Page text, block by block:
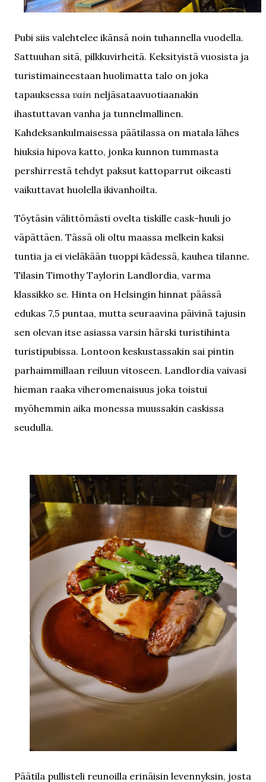
Pubi siis valehtelee ikänsä noin tuhannella vuodella.
Sattuuhan sitä, pilkkuvirheitä. Keksityistä vuosista ja
turistimaineestaan huolimatta talo on joka
tapauksessa vain neljäsataavuotiaanakin
ihastuttavan vanha ja tunnelmallinen.
Kahdeksankulmaisessa päätilassa on matala lähes
hiuksia hipova katto, jonka kunnon tummasta
pershirrestä tehdyt paksut kattoparrut oikeasti
vaikuttavat huolella ikivanhoilta.
Töytäsin välittömästi ovelta tiskille cask-huuli jo
väpättäen. Tässä oli oltu maassa melkein kaksi
tuntia ja ei vieläkään tuoppi kädessä, kauhea tilanne.
Tilasin Timothy Taylorin Landlordia, varma
klassikko se. Hinta on Helsingin hinnat päässä
edukas 7,5 puntaa, mutta seuraavina päivinä tajusin
sen olevan itse asiassa varsin härski turistihinta
turistipubissa. Lontoon keskustassakin sai pintin
parhaimmillaan reiluun vitoseen. Landlordia vaivasi
hieman raaka viheromenaisuus joka toistui
myöhemmin aika monessa muussakin caskissa
seudulla.
Päätila pullisteli reunoilla erinäisin levennyksin, josta